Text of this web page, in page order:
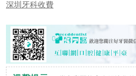
深圳牙科收費